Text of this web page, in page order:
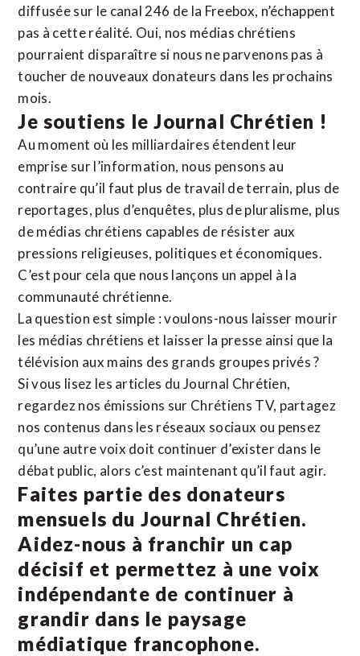
diffusée sur le canal 246 de la Freebox, n’échappent
pas à cette réalité. Oui, nos médias chrétiens
pourraient disparaître si nous ne parvenons pas à
toucher de nouveaux donateurs dans les prochains
mois.
Je soutiens le Journal Chrétien !
Au moment où les milliardaires étendent leur
emprise sur l’information, nous pensons au
contraire qu’il faut plus de travail de terrain, plus de
reportages, plus d’enquêtes, plus de pluralisme, plus
de médias chrétiens capables de résister aux
pressions religieuses, politiques et économiques.
C’est pour cela que nous lançons un appel à la
communauté chrétienne.
La question est simple : voulons-nous laisser mourir
les médias chrétiens et laisser la presse ainsi que la
télévision aux mains des grands groupes privés ?
Si vous lisez les articles du Journal Chrétien,
regardez nos émissions sur Chrétiens TV, partagez
nos contenus dans les réseaux sociaux ou pensez
qu’une autre voix doit continuer d’exister dans le
débat public, alors c’est maintenant qu’il faut agir.
Faites partie des donateurs
mensuels du Journal Chrétien.
Aidez-nous à franchir un cap
décisif et permettez à une voix
indépendante de continuer à
grandir dans le paysage
médiatique francophone.